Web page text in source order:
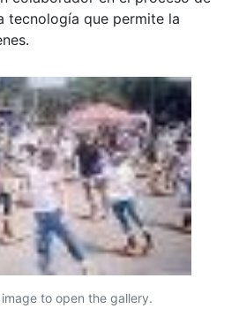
tecnología que permite la
to open the gallery.